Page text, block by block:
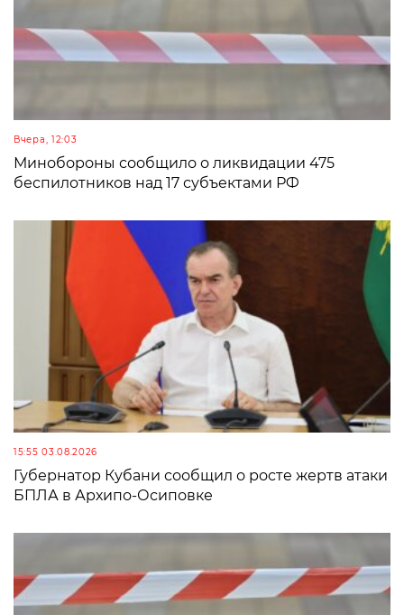
Вчера, 12:03
Минобороны сообщило о ликвидации 475
беспилотников над 17 субъектами РФ
15:55 03.08.2026
Губернатор Кубани сообщил о росте жертв атаки
БПЛА в Архипо-Осиповке